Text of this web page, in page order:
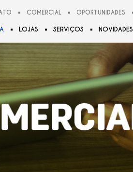
COMERCIAL OPORTUNIDADES
LOJAS SERVIÇOS NOVIDADES